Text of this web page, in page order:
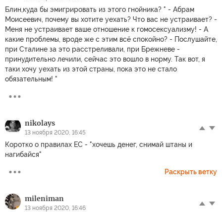
Блин,куда бы эмигрировать из этого гнойника? " - Абрам
Моисеевич, почему вы хотите уехать? Что вас не устраивает? -
Меня не устраивает ваше отношение к гомосексуализму! - А
какие проблемы, вроде же с этим всё спокойно? - Послушайте,
при Сталине за это расстреливали, при Брежневе -
принудительно лечили, сейчас это вошло в норму. Так вот, я
таки хочу уехать из этой страны, пока это не стало
обязательным! "
nikolays
13 ноября 2020, 16:45
Коротко о правилах ЕС - "хочешь денег, снимай штаны и
нагибайся"
Раскрыть ветку
mileniman
13 ноября 2020, 16:46